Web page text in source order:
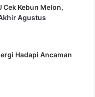
Cek Kebun Melon,
Agustus
Hadapi Ancaman